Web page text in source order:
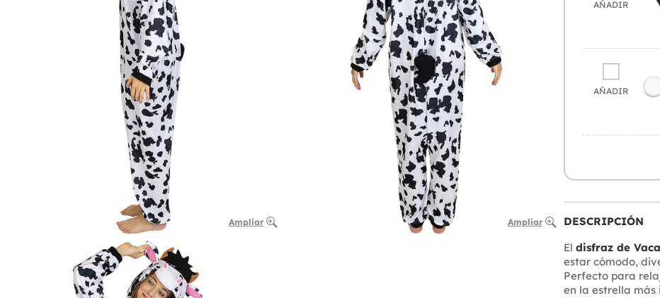
Ampliar Ampliar
AÑADIR
AÑADIR
DESCRIPCIÓN
El disfraz de
estar cómodo,
Perfecto para
en la estrella más